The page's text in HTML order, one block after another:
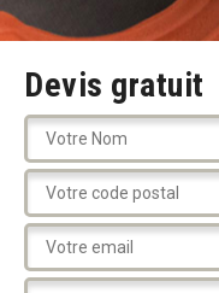
Devis gratuit